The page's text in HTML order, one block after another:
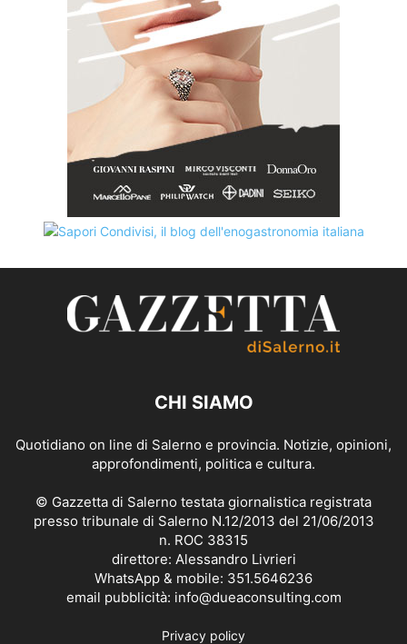
CHI SIAMO
Quotidiano on line di Salerno e provincia. Notizie, opinioni,
approfondimenti, politica e cultura.
© Gazzetta di Salerno testata giornalistica registrata
presso tribunale di Salerno N.12/2013 del 21/06/2013
n. ROC 38315
direttore: Alessandro Livrieri
WhatsApp & mobile: 351.5646236
email pubblicità: info@dueaconsulting.com
Privacy policy